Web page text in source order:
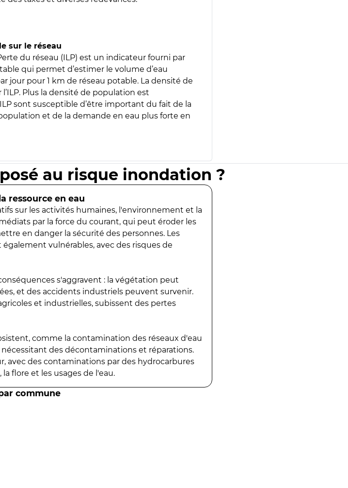
sur le réseau
du réseau (ILP) est un indicateur fourni par
qui permet d’estimer le volume d’eau
jour pour 1 km de réseau potable. La densité de
Plus la densité de population est
sont susceptible d’être important du fait de la
et de la demande en eau plus forte en
au risque inondation ?
ressource en eau
sur les activités humaines, l'environnement et la
par la force du courant, qui peut éroder les
en danger la sécurité des personnes. Les
vulnérables, avec des risques de
s'aggravent : la végétation peut
et des accidents industriels peuvent survenir.
et industrielles, subissent des pertes
comme la contamination des réseaux d'eau
des décontaminations et réparations.
avec des contaminations par des hydrocarbures
flore et les usages de l'eau.
commune